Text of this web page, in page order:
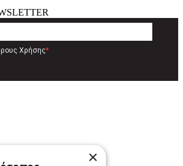
Χρήσης*
×